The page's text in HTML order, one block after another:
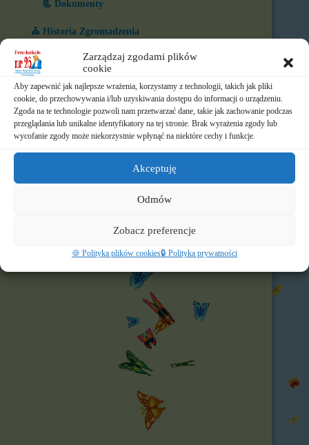
Zarządzaj zgodami plików
cookie
Aby zapewnić jak najlepsze wrażenia, korzystamy z technologii, takich jak pliki
cookie, do przechowywania i/lub uzyskiwania dostępu do informacji o urządzeniu.
Zgoda na te technologie pozwoli nam przetwarzać dane, takie jak zachowanie podczas
przeglądania lub unikalne identyfikatory na tej stronie. Brak wyrażenia zgody lub
wycofanie zgody może niekorzystnie wpłynąć na niektóre cechy i funkcje.
Akceptuję
Odmów
Zobacz preferencje
🍪 Polityka plików cookies🔒 Polityka prywatności
📃 Dokumenty
⛪ Historia Zgromadzenia
📧 Kontakt
📸 Albumy
🚸 Rekrutacja
🌐 Polecamy